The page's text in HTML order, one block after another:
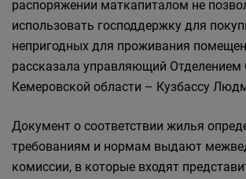
распоряжении маткапиталом не
использовать господдержку для
непригодных для проживания
рассказала управляющий
Кемеровской области – Кузбассу
Документ о соответствии жилья
требованиям и нормам выдают
комиссии, в которые входят